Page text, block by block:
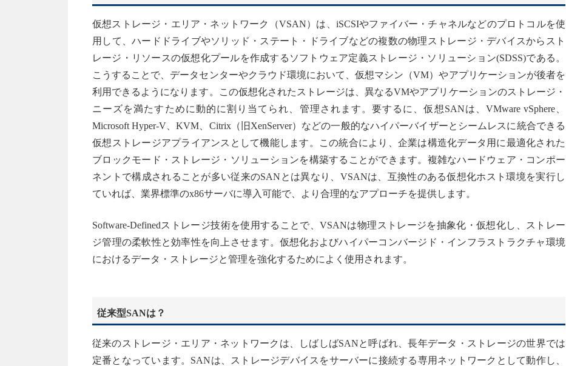
仮想ストレージ・エリア・ネットワーク（VSAN）は、iSCSIやファイバー・チャネルなどのプロトコルを使
用して、ハードドライブやソリッド・ステート・ドライブなどの複数の物理ストレージ・デバイスからスト
レージ・リソースの仮想化プールを作成するソフトウェア定義ストレージ・ソリューション(SDSS)である。
こうすることで、データセンターやクラウド環境において、仮想マシン（VM）やアプリケーションが後者を
利用できるようになります。この仮想化されたストレージは、異なるVMやアプリケーションのストレージ・
ニーズを満たすために動的に割り当てられ、管理されます。要するに、仮想SANは、VMware vSphere、
Microsoft Hyper-V、KVM、Citrix（旧XenServer）などの一般的なハイパーバイザーとシームレスに統合できる
仮想ストレージアプライアンスとして機能します。この統合により、企業は構造化データ用に最適化された
ブロックモード・ストレージ・ソリューションを構築することができます。複雑なハードウェア・コンポー
ネントで構成されることが多い従来のSANとは異なり、VSANは、互換性のある仮想化ホスト環境を実行し
ていれば、業界標準のx86サーバに導入可能で、より合理的なアプローチを提供します。
Software-Definedストレージ技術を使用することで、VSANは物理ストレージを抽象化・仮想化し、ストレー
ジ管理の柔軟性と効率性を向上させます。仮想化およびハイパーコンバージド・インフラストラクチャ環境
におけるデータ・ストレージと管理を強化するためによく使用されます。
従来型SANは？
従来のストレージ・エリア・ネットワークは、しばしばSANと呼ばれ、長年データ・ストレージの世界では
定番となっています。SANは、ストレージデバイスをサーバーに接続する専用ネットワークとして動作し、